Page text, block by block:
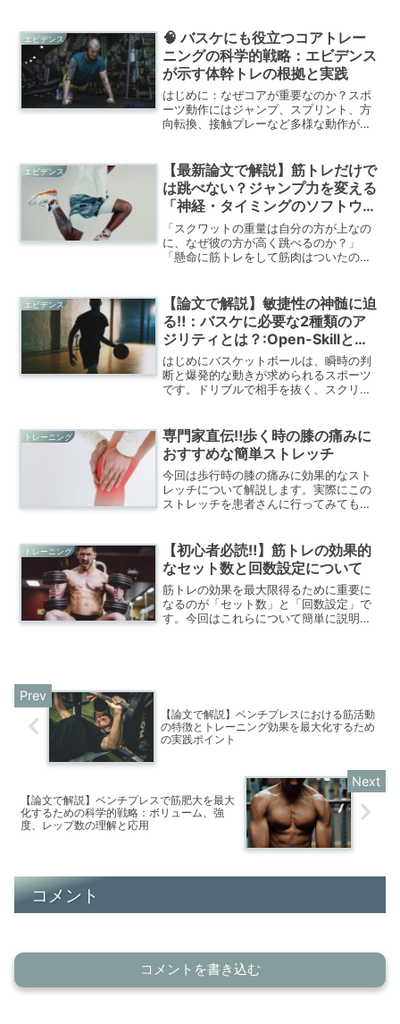
的パワー（explosive power）」です。
目に見え...
エビデンス
🧠 バスケにも役立つコアトレー
ニングの科学的戦略：エビデンス
が示す体幹トレの根拠と実践
はじめに：なぜコアが重要なのか？スポ
ーツ動作にはジャンプ、スプリント、方
向転換、接触プレーなど多様な動作が連
す。近年の研究では、コアトレーニング
が競技力向上だけでなく、障害...
エビデンス
【最新論文で解説】筋トレだけで
は跳べない？ジャンプ力を変える
「神経・タイミングのソフトウェ
ア」の正体
「スクワットの重量は自分の方が上なの
に、なぜ彼の方が高く跳べるのか？」
「懸命に筋トレをして筋肉はついたの
陸上競技など、ジャンプ動作が不可欠な
スポーツ現場で、選手や指導...
エビデンス
【論文で解説】敏捷性の神髄に迫
る‼：バスケに必要な2種類のア
ジリティとは？:Open-Skillと
Closed-Skillの違い
はじめにバスケットボールは、瞬時の判
断と爆発的な動きが求められるスポーツ
です。ドリブルで相手を抜く、スクリー
するのが「アジリティ（敏捷性）」で
す。しかし、アジリティと一...
トレーニング
専門家直伝‼歩く時の膝の痛みに
おすすめな簡単ストレッチ
今回は歩行時の膝の痛みに効果的なスト
レッチについて解説します。実際にこの
ストレッチを患者さんに行ってみてもら
トレーニング
【初心者必読‼】筋トレの効果的
なセット数と回数設定について
筋トレの効果を最大限得るために重要に
なるのが「セット数」と「回数設定」で
す。今回はこれらについて簡単に説明し
【論文で解説】ベンチプレスにおける筋活動
の特徴とトレーニング効果を最大化するため
の実践ポイント
【論文で解説】ベンチプレスで筋肥大を最大
化するための科学的戦略：ボリューム、強
度、レップ数の理解と応用
コメント
コメントを書き込む